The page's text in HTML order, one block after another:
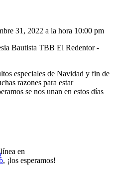
31, 2022 a la hora 10:00 pm
especiales de Navidad y fin de
razones para estar
se nos unan en estos días
en
, ¡los esperamos!